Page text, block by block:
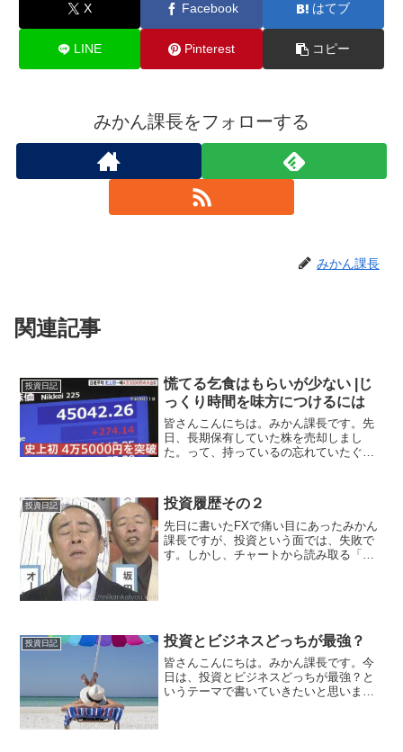
X Facebook はてブ
LINE Pinterest コピー
みかん課長をフォローする
みかん課長
関連記事
投資日記
慌てる乞食はもらいが少ない |じ
っくり時間を味方につけるには
皆さんこんにちは。みかん課長です。先
日、長期保有していた株を売却しまし
た。って、持っているの忘れていたぐら
考えるとなんだかなーって感じで
す。。。2025年9月現在、日経...
投資日記 投資履歴その２
先日に書いたFXで痛い目にあったみかん
課長ですが、投資という面では、失敗で
す。しかし、チャートから読み取る「大
投資日記 投資とビジネスどっちが最強？
皆さんこんにちは。みかん課長です。今
日は、投資とビジネスどっちが最強？と
いうテーマで書いていきたいと思いま